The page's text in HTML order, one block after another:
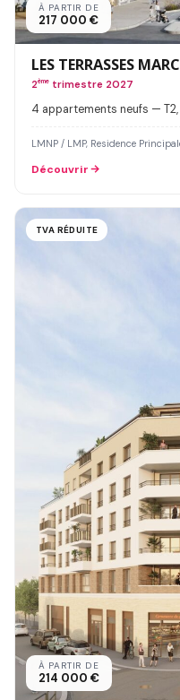
À PARTIR DE
217 000 €
LES TERRASSES
2ème trimestre 2027
4 appartements neufs — T2,
LMNP / LMP, Residence
Découvrir
TVA RÉDUITE
À PARTIR DE
214 000 €